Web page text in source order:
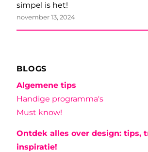
simpel is het!
november 13, 2024
BLOGS
Algemene tips
Handige programma's
Must know!
Ontdek alles over design: tips,
inspiratie!